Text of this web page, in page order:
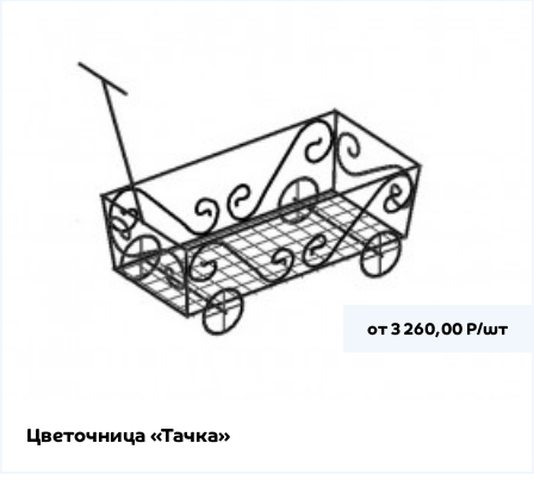
от 3 260,00 Р/шт
Цветочница «Тачка»